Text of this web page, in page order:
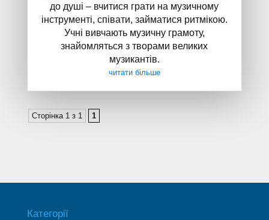
до душі – вчитися грати на музичному
інструменті, співати, займатися ритмікою.
Учні вивчають музичну грамоту,
знайомляться з творами великих
музикантів.
читати більше
Сторінка 1 з 1 1
Категорії